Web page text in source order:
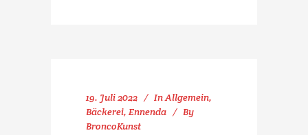
19. Juli 2022 InAllgemein,
Bäckerei, Ennenda
By
BroncoKunst